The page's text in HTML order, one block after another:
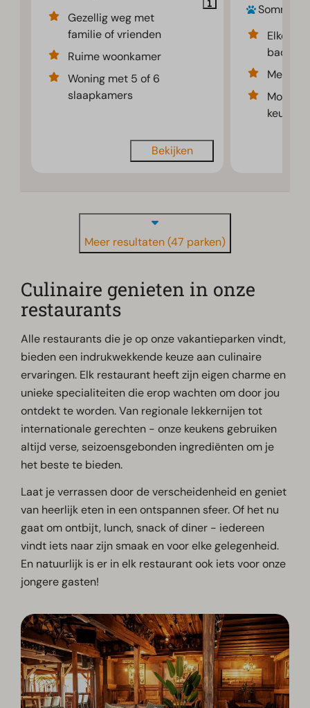
Gezellig weg met
familie of vrienden
Ruime woonkamer
Woning met 5 of 6
slaapkamers
Bekijken
Sommige
Elke
Met
keuken
Meer resultaten (47 parken)
Culinaire genieten in onze
restaurants
Alle restaurants die je op onze vakantieparken vindt,
bieden een indrukwekkende keuze aan culinaire
ervaringen. Elk restaurant heeft zijn eigen charme en
unieke specialiteiten die erop wachten om door jou
ontdekt te worden. Van regionale lekkernijen tot
internationale gerechten - onze keukens gebruiken
altijd verse, seizoensgebonden ingrediënten om je
het beste te bieden.
Laat je verrassen door de verscheidenheid en geniet
van heerlijk eten in een ontspannen sfeer. Of het nu
gaat om ontbijt, lunch, snack of diner - iedereen
vindt iets naar zijn smaak en voor elke gelegenheid.
En natuurlijk is er in elk restaurant ook iets voor onze
jongere gasten!